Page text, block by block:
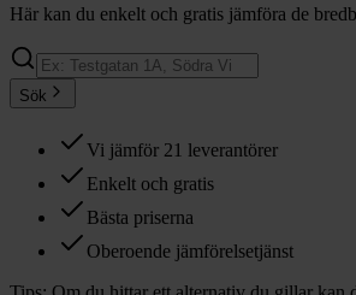
Här kan du enkelt och gratis jämföra de
Sök
Vi jämför 21 leverantörer
Enkelt och gratis
Bästa priserna
Oberoende jämförelsetjänst